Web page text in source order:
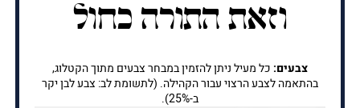
וזאת התורה כחול
צבעים: כל מעיל ניתן להזמין במבחר צבעים מתוך הקטלוג,
בהתאמה לצבע הרצוי עבור הקהילה. (לתשומת לב: צבע לבן יקר
ב-25%).